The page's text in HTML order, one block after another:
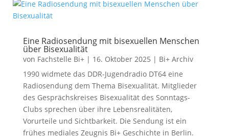
Eine Radiosendung mit bisexuellen Menschen
über Bisexualität
von Fachstelle Bi+| 16. Oktober 2025 | Bi+ Archiv
1990 widmete das DDR-Jugendradio DT64 eine
Radiosendung dem Thema Bisexualität. Mitglieder
des Gesprächskreises Bisexualität des Sonntags-
Clubs sprechen über ihre Lebensrealitäten,
Vorurteile und Sichtbarkeit. Die Sendung ist ein
frühes mediales Zeugnis Bi+ Geschichte in Berlin.